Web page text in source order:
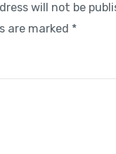
will not be
are marked *